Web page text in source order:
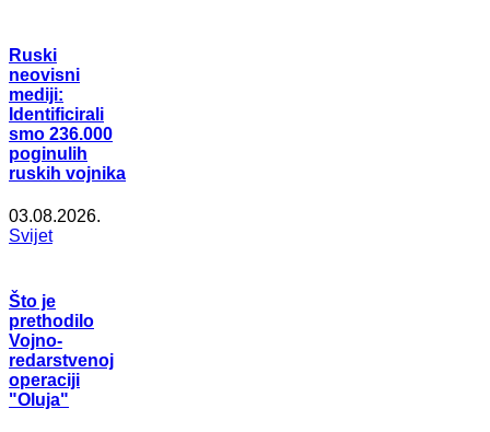
Ruski
neovisni
mediji:
Identificirali
smo 236.000
poginulih
ruskih vojnika
03.08.2026.
Svijet
Što je
prethodilo
Vojno-
redarstvenoj
operaciji
"Oluja"